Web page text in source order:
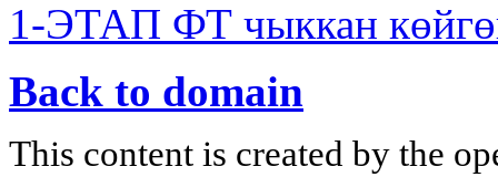
1-ЭТАП ФТ чыккан
Back to domain
This content is created by the